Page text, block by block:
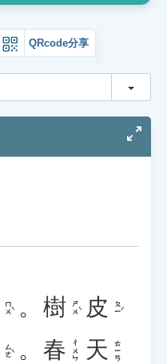
QRcode分享
切換
ㄇㄨˋ 。 樹 ㄕㄨˋ 皮 ㄆㄧˊ
ㄙㄜˋ 。 春 ㄔㄨㄣ 天 ㄊㄧㄢ